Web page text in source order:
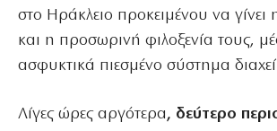
στο Ηράκλειο προκειμένου να
και η προσωρινή φιλοξενία τους,
ασφυκτικά πιεσμένο σύστημα
Λίγες ώρες αργότερα, δεύτερο